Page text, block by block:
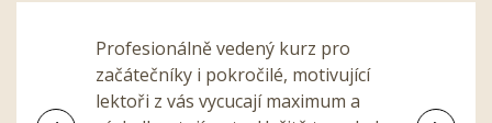
Profesionálně vedený kurz pro
začátečníky i pokročilé, motivující
lektoři z vás vycucají maximum a